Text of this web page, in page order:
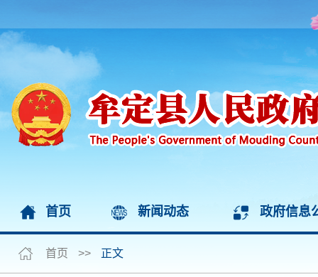
首页 新闻动态 政府信息
首页 >> 正文